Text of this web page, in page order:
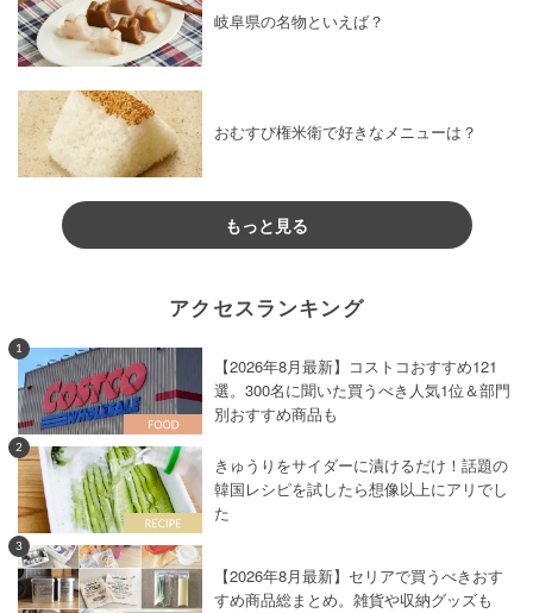
岐阜県の名物といえば？
おむすび権米衛で好きなメニューは？
もっと見る
アクセスランキング
1
【2026年8月最新】コストコおすすめ121
選。300名に聞いた買うべき人気1位＆部門
別おすすめ商品も
2
きゅうりをサイダーに漬けるだけ！話題の
韓国レシピを試したら想像以上にアリでし
た
3
【2026年8月最新】セリアで買うべきおす
すめ商品総まとめ。雑貨や収納グッズも